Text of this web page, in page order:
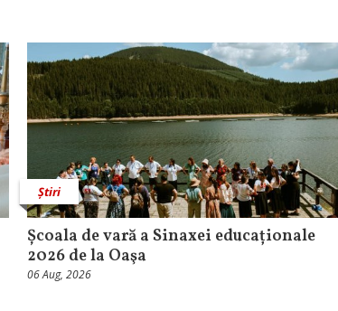
Știri
Școala de vară a Sinaxei educaționale
2026 de la Oaşa
06 Aug, 2026